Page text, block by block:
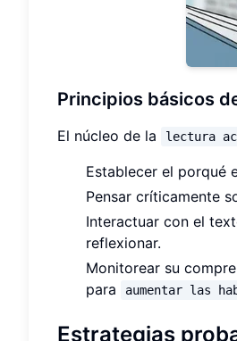
Principios básicos
El núcleo de la lectura
Establecer el porqué
Pensar críticamente
Interactuar con el
reflexionar.
Monitorear su
para
aumentar las
Estrategias